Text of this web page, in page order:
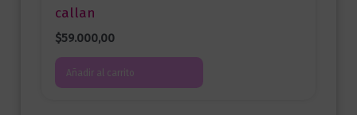
callan
$59.000,00
Añadir al carrito